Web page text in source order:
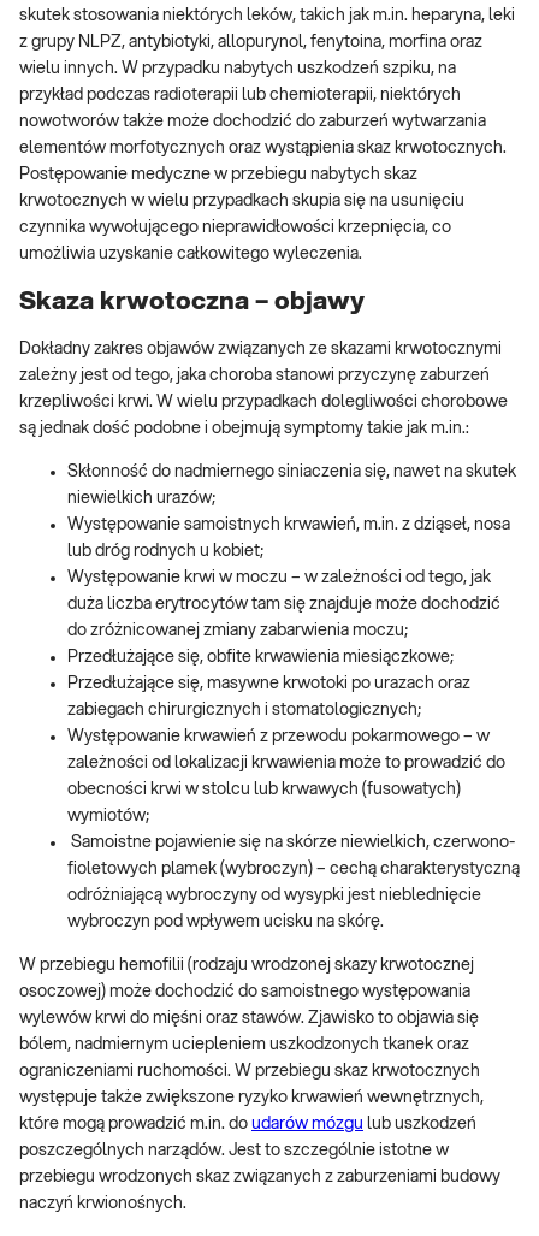
skutek stosowania niektórych leków, takich jak m.in. heparyna, leki
z grupy NLPZ, antybiotyki, allopurynol, fenytoina, morfina oraz
wielu innych. W przypadku nabytych uszkodzeń szpiku, na
przykład podczas radioterapii lub chemioterapii, niektórych
nowotworów także może dochodzić do zaburzeń wytwarzania
elementów morfotycznych oraz wystąpienia skaz krwotocznych.
Postępowanie medyczne w przebiegu nabytych skaz
krwotocznych w wielu przypadkach skupia się na usunięciu
czynnika wywołującego nieprawidłowości krzepnięcia, co
umożliwia uzyskanie całkowitego wyleczenia.
Skaza krwotoczna – objawy
Dokładny zakres objawów związanych ze skazami krwotocznymi
zależny jest od tego, jaka choroba stanowi przyczynę zaburzeń
krzepliwości krwi. W wielu przypadkach dolegliwości chorobowe
są jednak dość podobne i obejmują symptomy takie jak m.in.:
Skłonność do nadmiernego siniaczenia się, nawet na skutek
niewielkich urazów;
Występowanie samoistnych krwawień, m.in. z dziąseł, nosa
lub dróg rodnych u kobiet;
Występowanie krwi w moczu – w zależności od tego, jak
duża liczba erytrocytów tam się znajduje może dochodzić
do zróżnicowanej zmiany zabarwienia moczu;
Przedłużające się, obfite krwawienia miesiączkowe;
Przedłużające się, masywne krwotoki po urazach oraz
zabiegach chirurgicznych i stomatologicznych;
Występowanie krwawień z przewodu pokarmowego – w
zależności od lokalizacji krwawienia może to prowadzić do
obecności krwi w stolcu lub krwawych (fusowatych)
wymiotów;
Samoistne pojawienie się na skórze niewielkich, czerwono-
fioletowych plamek (wybroczyn) – cechą charakterystyczną
odróżniającą wybroczyny od wysypki jest nieblednięcie
wybroczyn pod wpływem ucisku na skórę.
W przebiegu hemofilii (rodzaju wrodzonej skazy krwotocznej
osoczowej) może dochodzić do samoistnego występowania
wylewów krwi do mięśni oraz stawów. Zjawisko to objawia się
bólem, nadmiernym uciepleniem uszkodzonych tkanek oraz
ograniczeniami ruchomości. W przebiegu skaz krwotocznych
występuje także zwiększone ryzyko krwawień wewnętrznych,
które mogą prowadzić m.in. do udarów mózgu lub uszkodzeń
poszczególnych narządów. Jest to szczególnie istotne w
przebiegu wrodzonych skaz związanych z zaburzeniami budowy
naczyń krwionośnych.